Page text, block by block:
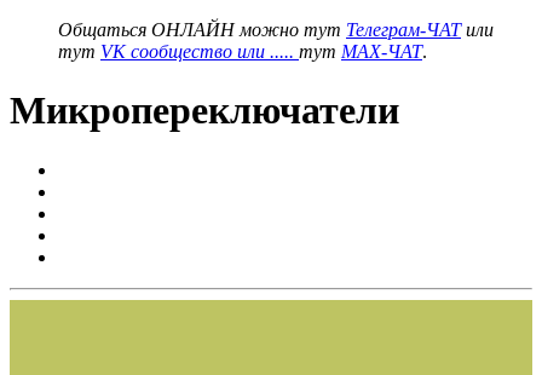
Общаться ОНЛАЙН можно тут Телеграм-ЧАТили
тут VK сообщество или ..... тут MAX-ЧАТ.
Микропереключатели